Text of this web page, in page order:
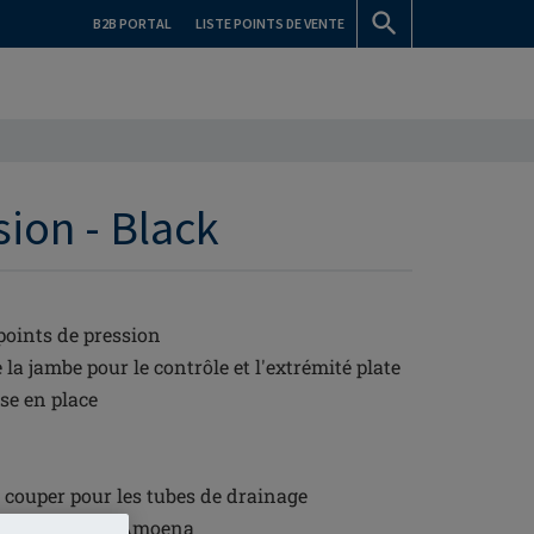
B2B PORTAL LISTE POINTS DE VENTE
- Black
de pression
jambe pour le contrôle et l'extrémité plate
en place
pour les tubes de drainage
en silicone Amoena